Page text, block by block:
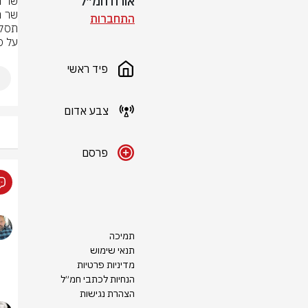
התחברות
פיד ראשי
צבע אדום
פרסם
תמיכה
תנאי שימוש
מדיניות פרטיות
הנחיות לכתבי חמ״ל
הצהרת נגישות
על